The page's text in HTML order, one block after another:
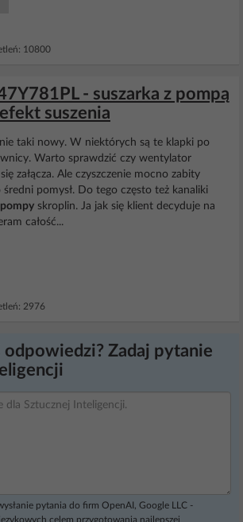
10800
- suszarka z pompą
suszenia
nie taki nowy. W niektórych są te klapki po
Warto sprawdzić czy wentylator
załącza. Ale czyszczenie mocno zabity
średni pomysł. Do tego często też kanaliki
pompy skroplin. Ja jak się klient decyduje na
całość...
2976
odpowiedzi? Zadaj pytanie
pytania do firm OpenAI, Google LLC -
celem przygotowania najlepszej